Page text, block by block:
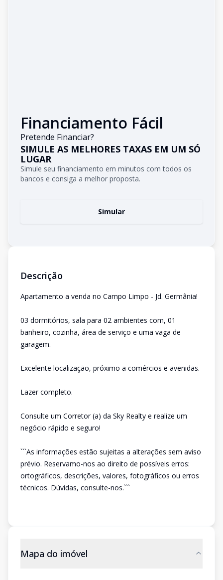
Financiamento Fácil
Pretende Financiar?
SIMULE AS MELHORES TAXAS EM UM SÓ
LUGAR
Simule seu financiamento em minutos com todos os
bancos e consiga a melhor proposta.
Simular
Descrição
Apartamento a venda no Campo Limpo - Jd. Germânia!
03 dormitórios, sala para 02 ambientes com, 01
banheiro, cozinha, área de serviço e uma vaga de
garagem.
Excelente localização, próximo a comércios e avenidas.
Lazer completo.
Consulte um Corretor (a) da Sky Realty e realize um
negócio rápido e seguro!
```As informações estão sujeitas a alterações sem aviso
prévio. Reservamo-nos ao direito de possíveis erros:
ortográficos, descrições, valores, fotográficos ou erros
técnicos. Dúvidas, consulte-nos.```
Mapa do imóvel